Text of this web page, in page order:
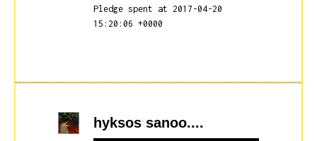
Pledge spent at 2017-04-20
15:20:06 +0000
hyksos sanoo....